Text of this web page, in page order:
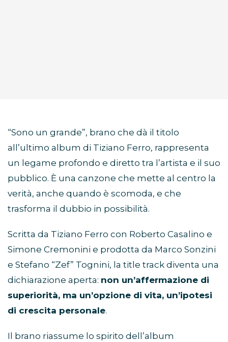
“Sono un grande”, brano che dà il titolo
all’ultimo album di Tiziano Ferro, rappresenta
un legame profondo e diretto tra l’artista e il suo
pubblico. È una canzone che mette al centro la
verità, anche quando è scomoda, e che
trasforma il dubbio in possibilità.
Scritta da Tiziano Ferro con Roberto Casalino e
Simone Cremonini e prodotta da Marco Sonzini
e Stefano “Zef” Tognini, la title track diventa una
dichiarazione aperta: non un’affermazione di
superiorità, ma un’opzione di vita, un’ipotesi
di crescita personale.
Il brano riassume lo spirito dell’album